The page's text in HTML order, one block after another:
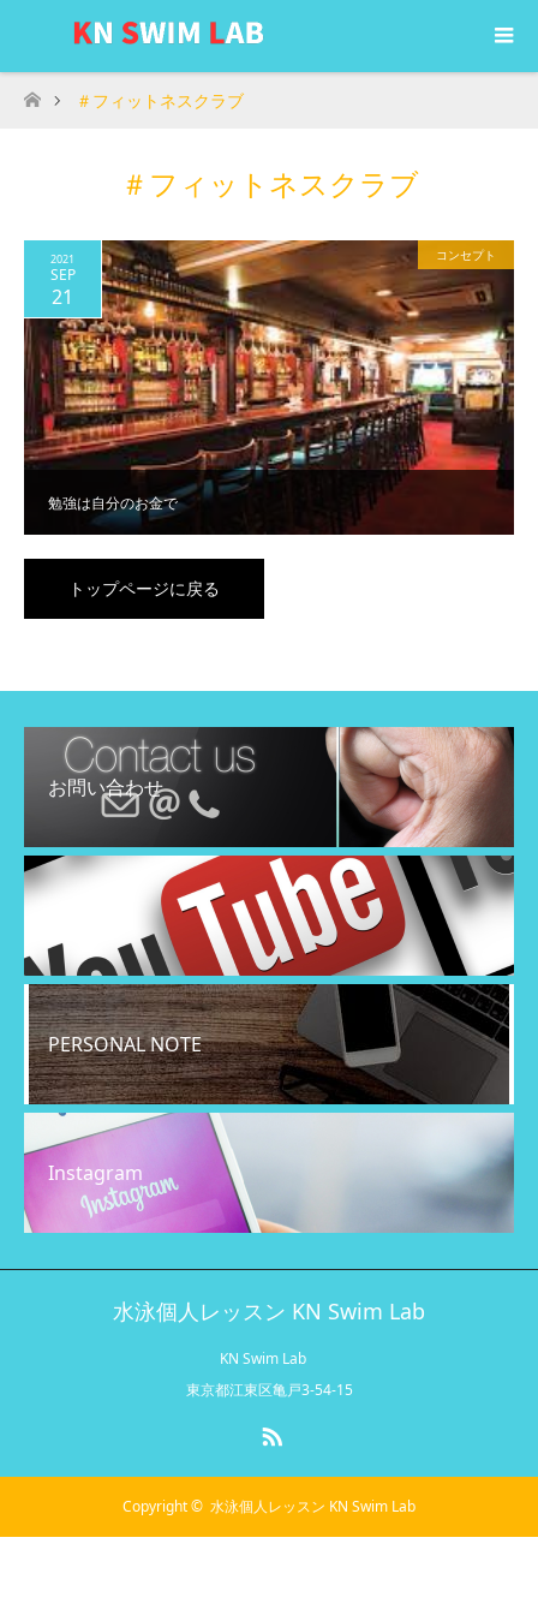
ホーム
＃フィットネスクラブ
＃フィットネスクラブ
勉強は自分のお金で
2021
SEP
21
コンセプト
トップページに戻る
お問い合わせ
PERSONAL NOTE
Instagram
水泳個人レッスン KN Swim Lab
KN Swim Lab
東京都江東区亀戸3-54-15
Copyright © 水泳個人レッスン KN Swim Lab